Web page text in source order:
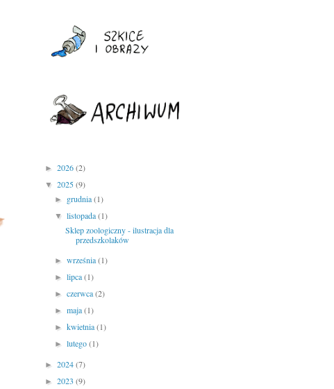
► 2026(2)
▼ 2025(9)
► grudnia(1)
▼listopada(1)
Sklep zoologiczny - ilustracja dla
przedszkolaków
►września(1)
►lipca(1)
►czerwca(2)
►maja(1)
►kwietnia(1)
►lutego(1)
► 2024(7)
► 2023 (9)